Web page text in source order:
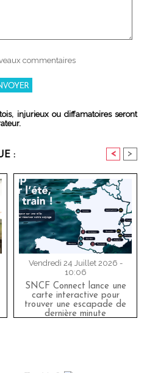
commentaires
injurieux ou diffamatoires seront
: < >
Vendredi 24 Juillet 2026 -
10:06
SNCF Connect lance une
carte interactive pour
trouver une escapade de
dernière minute